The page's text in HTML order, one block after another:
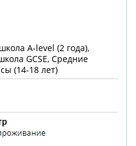
A-level (2 года),
GCSE, Средние
(14-18 лет)